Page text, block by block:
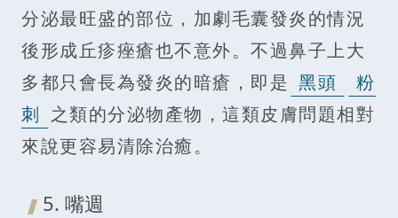
分泌最旺盛的部位，加劇毛囊發炎的情況
後形成丘疹痤瘡也不意外。不過鼻子上大
多都只會長為發炎的暗瘡，即是 黑頭
粉
刺 之類的分泌物產物，這類皮膚問題相對
來說更容易清除治癒。
5. 嘴週